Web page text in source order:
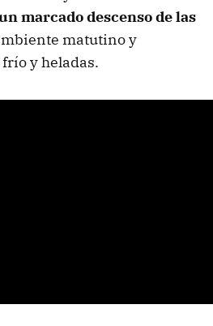
marcado descenso de las
matutino y
y heladas.